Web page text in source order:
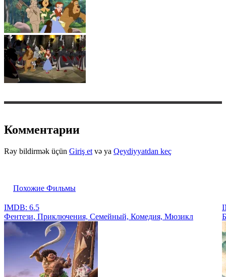
Комментарии
Rəy bildirmək üçün Giriş et və ya Qeydiyyatdan keç
Похожие Фильмы
IMDB: 6.5
Фентези, Приключения, Семейный, Комедия, Мюзикл